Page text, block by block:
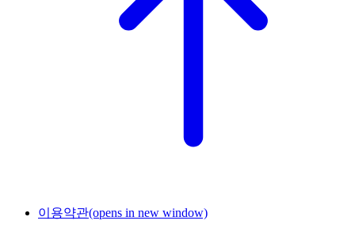
이용약관(opens in new window)